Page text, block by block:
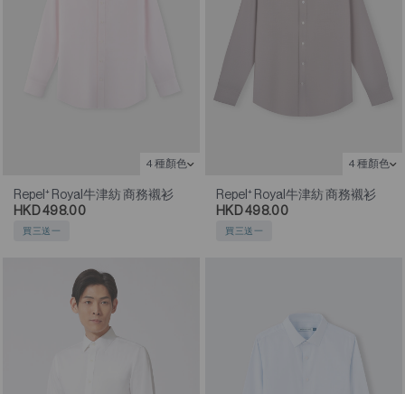
4 種顏色
Repel⁺ Royal牛津紡 商務襯衫
HKD 498.00
買三送一
4 種顏色
Repel⁺ Royal牛津紡 商務襯衫
HKD 498.00
買三送一